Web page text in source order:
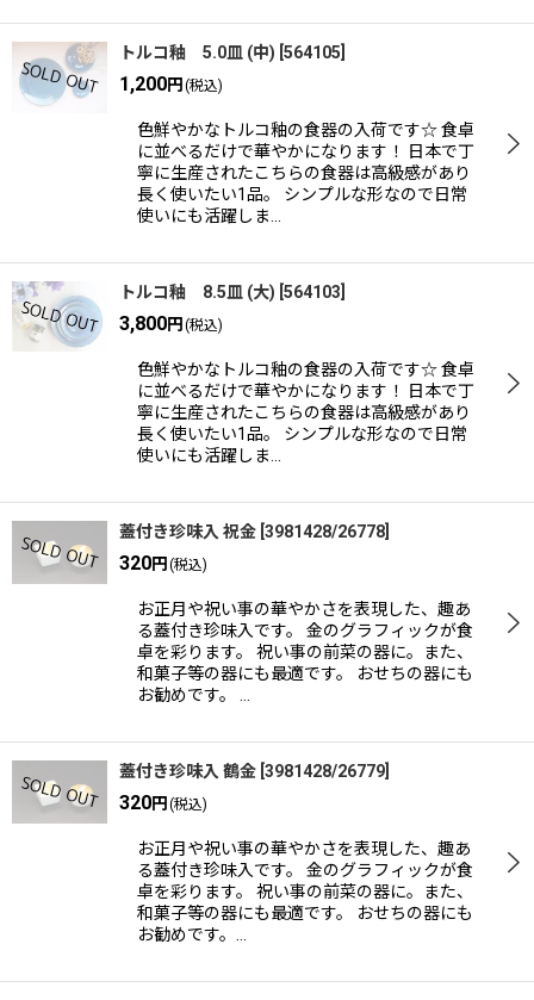
トルコ釉 5.0皿 (中) 564105
1,200円 (税込)
色鮮やかなトルコ釉の食器の入荷です☆ 食卓
に並べるだけで華やかになります！ 日本で丁
寧に生産されたこちらの食器は高級感があり
長く使いたい1品。 シンプルな形なので日常
使いにも活躍しま…
トルコ釉 8.5皿 (大) 564103
3,800円 (税込)
色鮮やかなトルコ釉の食器の入荷です☆ 食卓
に並べるだけで華やかになります！ 日本で丁
寧に生産されたこちらの食器は高級感があり
長く使いたい1品。 シンプルな形なので日常
使いにも活躍しま…
蓋付き珍味入 祝金 3981428/26778
320円 (税込)
お正月や祝い事の華やかさを表現した、趣あ
る蓋付き珍味入です。 金のグラフィックが食
卓を彩ります。 祝い事の前菜の器に。また、
和菓子等の器にも最適です。 おせちの器にも
お勧めです。 …
蓋付き珍味入 鶴金 3981428/26779
320円 (税込)
お正月や祝い事の華やかさを表現した、趣あ
る蓋付き珍味入です。 金のグラフィックが食
卓を彩ります。 祝い事の前菜の器に。また、
和菓子等の器にも最適です。 おせちの器にも
お勧めです。…